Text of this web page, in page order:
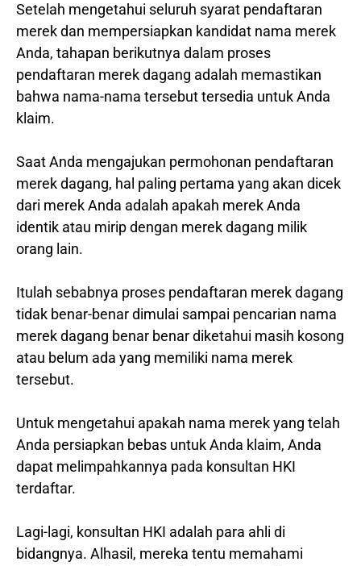
Setelah mengetahui seluruh syarat pendaftaran
merek dan mempersiapkan kandidat nama merek
Anda, tahapan berikutnya dalam proses
pendaftaran merek dagang adalah memastikan
bahwa nama-nama tersebut tersedia untuk Anda
klaim.
Saat Anda mengajukan permohonan pendaftaran
merek dagang, hal paling pertama yang akan dicek
dari merek Anda adalah apakah merek Anda
identik atau mirip dengan merek dagang milik
orang lain.
Itulah sebabnya proses pendaftaran merek dagang
tidak benar-benar dimulai sampai pencarian nama
merek dagang benar benar diketahui masih kosong
atau belum ada yang memiliki nama merek
tersebut.
Untuk mengetahui apakah nama merek yang telah
Anda persiapkan bebas untuk Anda klaim, Anda
dapat melimpahkannya pada konsultan HKI
terdaftar.
Lagi-lagi, konsultan HKI adalah para ahli di
bidangnya. Alhasil, mereka tentu memahami